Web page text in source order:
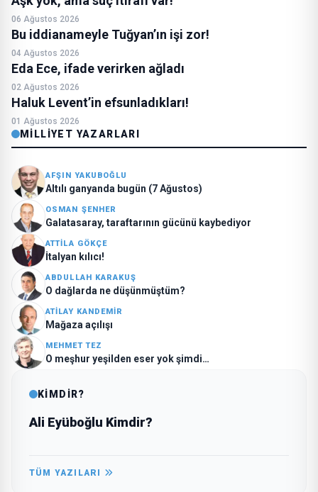
06 Ağustos 2026
Bu iddianameyle Tuğyan’ın işi zor!
04 Ağustos 2026
Eda Ece, ifade verirken ağladı
02 Ağustos 2026
Haluk Levent’in efsunladıkları!
01 Ağustos 2026
MILLIYET YAZARLARI
AFŞIN YAKUBOĞLU
Altılı ganyanda bugün (7 Ağustos)
OSMAN ŞENHER
Galatasaray, taraftarının gücünü kaybediyor
ATTILA GÖKÇE
İtalyan kılıcı!
ABDULLAH KARAKUŞ
O dağlarda ne düşünmüştüm?
ATILAY KANDEMIR
Mağaza açılışı
MEHMET TEZ
O meşhur yeşilden eser yok şimdi…
KİMDİR?
Ali Eyüboğlu Kimdir?
TÜM YAZILARI